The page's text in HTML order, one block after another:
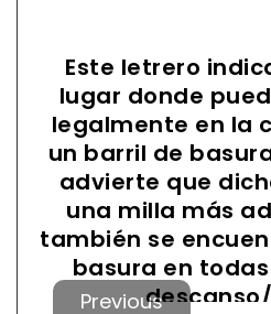
Este letrero
lugar donde
legalmente en la
un barril de
advierte que
una milla más
también se
basura en
Anterior